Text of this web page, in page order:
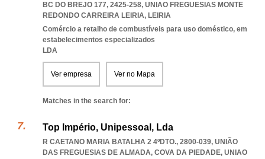
BC DO BREJO 177, 2425-258, UNIAO FREGUESIAS MONTE
REDONDO CARREIRA LEIRIA, LEIRIA
Comércio a retalho de combustíveis para uso doméstico, em
estabelecimentos especializados
LDA
Ver empresa Ver no Mapa
Matches in the search for:
Top Império, Unipessoal, Lda
R CAETANO MARIA BATALHA 2 4ºDTO., 2800-039, UNIÃO
DAS FREGUESIAS DE ALMADA, COVA DA PIEDADE, UNIAO